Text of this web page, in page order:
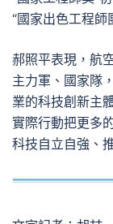
“國家出色工程師
郝照平表現，航
主力軍、國家隊
業的科技創新主
實際行動把更多
科技自立自強、